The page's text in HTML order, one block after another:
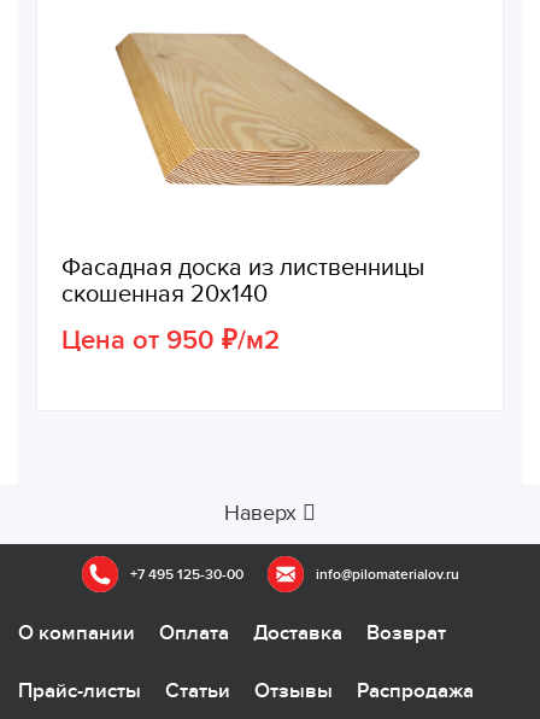
Фасадная доска из лиственницы
скошенная 20х140
Цена от 950 ₽/м2
Наверх
+7 495 125-30-00 info@pilomaterialov.ru
О компании Оплата Доставка Возврат
Прайс-листы Статьи Отзывы Распродажа